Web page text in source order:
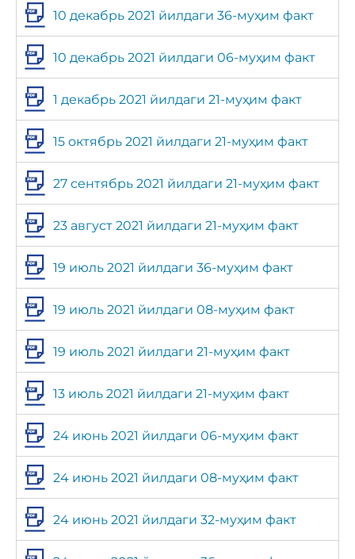
10 декабрь 2021 йилдаги 36-муҳим факт
10 декабрь 2021 йилдаги 06-муҳим факт
1 декабрь 2021 йилдаги 21-муҳим факт
15 октябрь 2021 йилдаги 21-муҳим факт
27 сентябрь 2021 йилдаги 21-муҳим факт
23 август 2021 йилдаги 21-муҳим факт
19 июль 2021 йилдаги 36-муҳим факт
19 июль 2021 йилдаги 08-муҳим факт
19 июль 2021 йилдаги 21-муҳим факт
13 июль 2021 йилдаги 21-муҳим факт
24 июнь 2021 йилдаги 06-муҳим факт
24 июнь 2021 йилдаги 08-муҳим факт
24 июнь 2021 йилдаги 32-муҳим факт